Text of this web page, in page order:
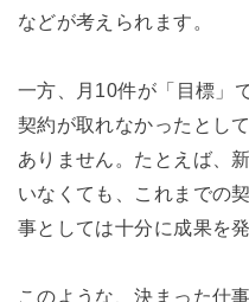
などが考えられます。
一方、月10件が「目標」
契約が取れなかったとし
ありません。たとえば、
いなくても、これまでの
事としては十分に成果を
このような、決まった仕